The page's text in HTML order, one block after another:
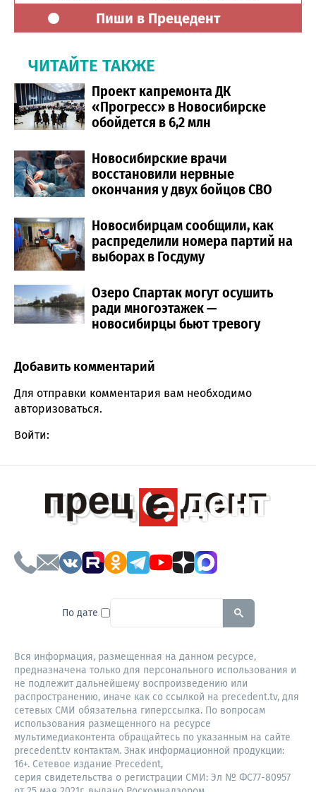
Пиши в Прецедент
ЧИТАЙТЕ ТАКЖЕ
Проект капремонта ДК
«Прогресс» в Новосибирске
обойдется в 6,2 млн
Новосибирские врачи
восстановили нервные
окончания у двух бойцов СВО
Новосибирцам сообщили, как
распределили номера партий на
выборах в Госдуму
Озеро Спартак могут осушить
ради многоэтажек —
новосибирцы бьют тревогу
Comment section
Добавить комментарий
Для отправки комментария вам необходимо
авторизоваться.
Войти:
По дате To search this site, enter a
Вся информация, размещенная на данном ресурсе,
предназначена только для персонального использования и
не подлежит дальнейшему воспроизведению или
распространению, иначе как со ссылкой на precedent.tv, для
сетевых СМИ обязательна гиперссылка. По вопросам
использования размещенного на ресурсе
мультимедиаконтента обращайтесь по указанным на сайте
precedent.tv контактам. Знак информационной продукции:
16+. Сетевое издание Precedent,
серия свидетельства о регистрации СМИ: Эл № ФС77-80957